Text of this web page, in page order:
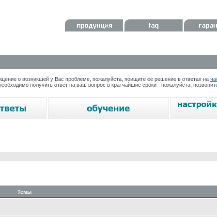
о возникшей у Вас проблеме, пожалуйста, поищите ее решение в ответах на
получить ответ на ваш вопрос в кратчайшие сроки - пожалуйста,
Темы